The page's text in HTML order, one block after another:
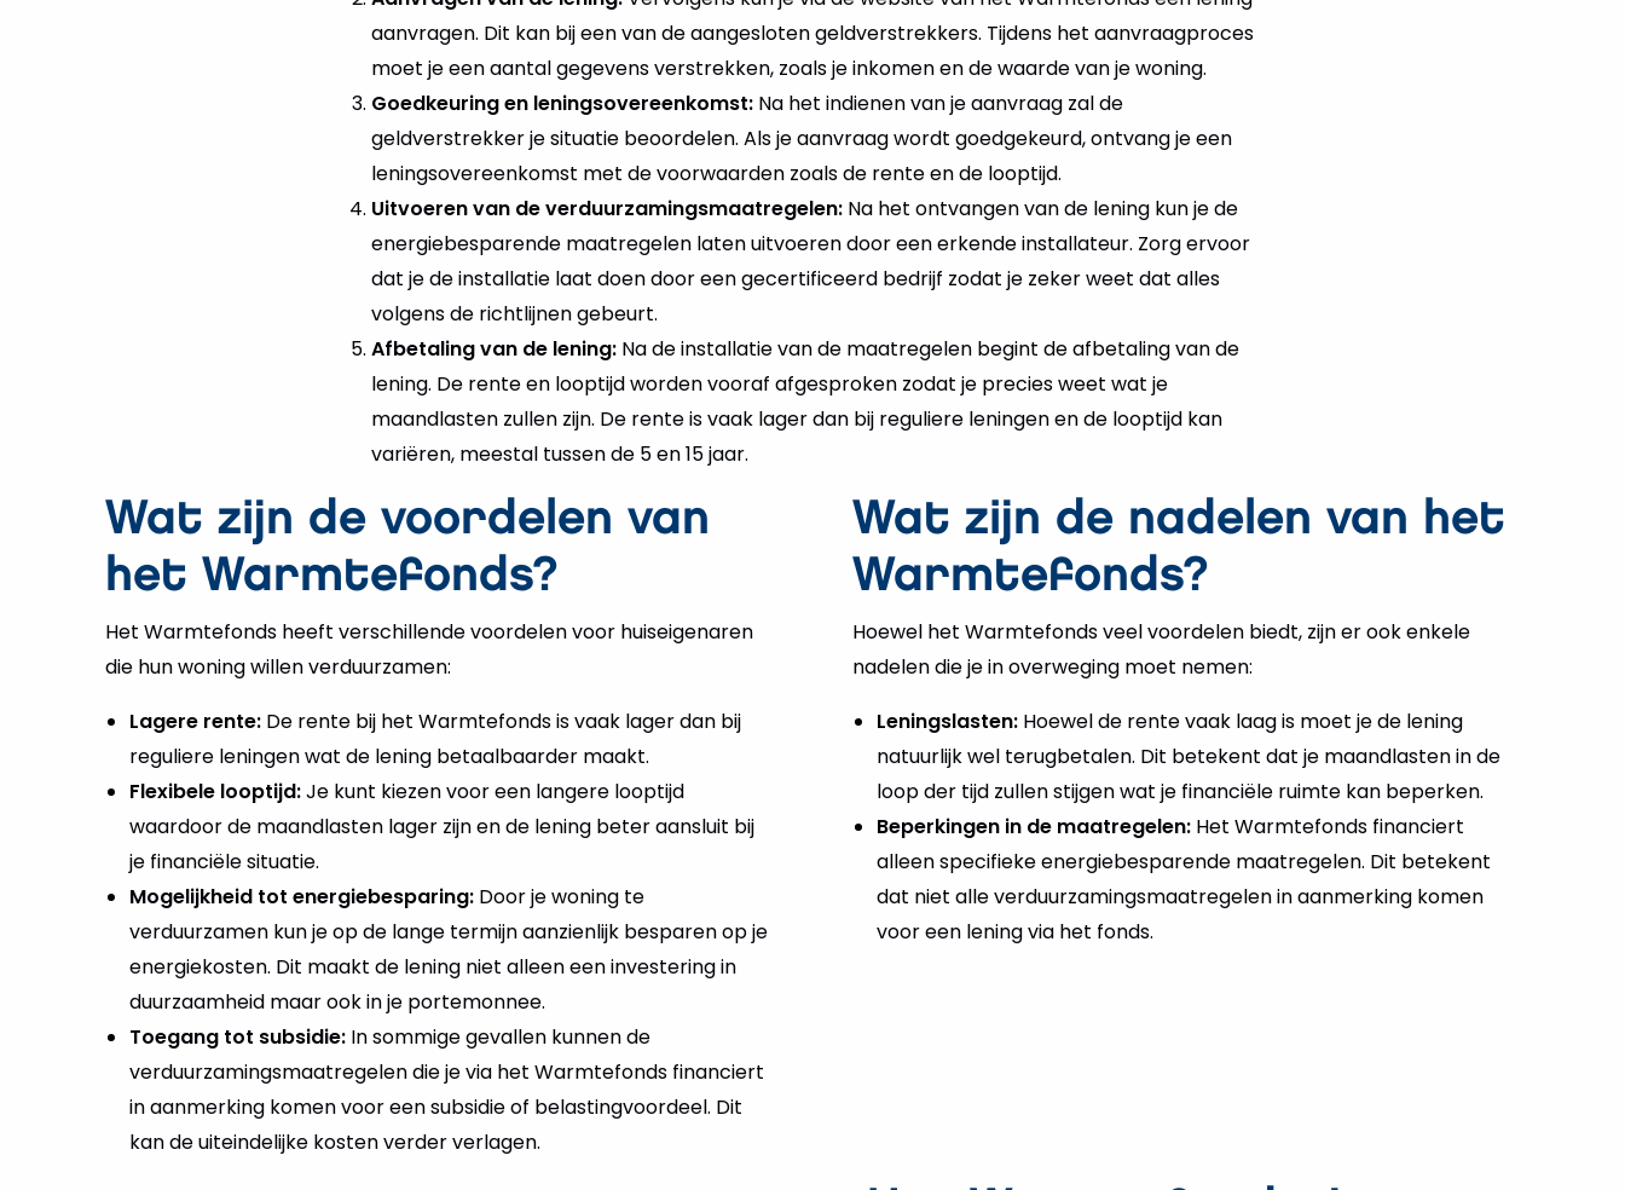
aanvragen. Dit kan bij een van de aangesloten geldverstrekkers. Tijdens het aanvraagproces
moet je een aantal gegevens verstrekken, zoals je inkomen en de waarde van je woning.
Goedkeuring en leningsovereenkomst: Na het indienen van je aanvraag zal de
geldverstrekker je situatie beoordelen. Als je aanvraag wordt goedgekeurd, ontvang je een
leningsovereenkomst met de voorwaarden zoals de rente en de looptijd.
Uitvoeren van de verduurzamingsmaatregelen: Na het ontvangen van de lening kun je de
energiebesparende maatregelen laten uitvoeren door een erkende installateur. Zorg ervoor
dat je de installatie laat doen door een gecertificeerd bedrijf zodat je zeker weet dat alles
volgens de richtlijnen gebeurt.
Afbetaling van de lening: Na de installatie van de maatregelen begint de afbetaling van de
lening. De rente en looptijd worden vooraf afgesproken zodat je precies weet wat je
maandlasten zullen zijn. De rente is vaak lager dan bij reguliere leningen en de looptijd kan
variëren, meestal tussen de 5 en 15 jaar.
Wat zijn de voordelen van
het Warmtefonds?
Het Warmtefonds heeft verschillende voordelen voor huiseigenaren
die hun woning willen verduurzamen:
Lagere rente: De rente bij het Warmtefonds is vaak lager dan bij
reguliere leningen wat de lening betaalbaarder maakt.
Flexibele looptijd:Je kunt kiezen voor een langere looptijd
waardoor de maandlasten lager zijn en de lening beter aansluit bij
je financiële situatie.
Mogelijkheid tot energiebesparing: Door je woning te
verduurzamen kun je op de lange termijn aanzienlijk besparen op je
energiekosten. Dit maakt de lening niet alleen een investering in
duurzaamheid maar ook in je portemonnee.
Toegang tot subsidie: In sommige gevallen kunnen de
verduurzamingsmaatregelen die je via het Warmtefonds financiert
in aanmerking komen voor een subsidie of belastingvoordeel. Dit
kan de uiteindelijke kosten verder verlagen.
Wat zijn de nadelen van het
Warmtefonds?
Hoewel het Warmtefonds veel voordelen biedt, zijn er ook enkele
nadelen die je in overweging moet nemen:
Leningslasten: Hoewel de rente vaak laag is moet je de lening
natuurlijk wel terugbetalen. Dit betekent dat je maandlasten in de
loop der tijd zullen stijgen wat je financiële ruimte kan beperken.
Beperkingen in de maatregelen: Het Warmtefonds financiert
alleen specifieke energiebesparende maatregelen. Dit betekent
dat niet alle verduurzamingsmaatregelen in aanmerking komen
voor een lening via het fonds.